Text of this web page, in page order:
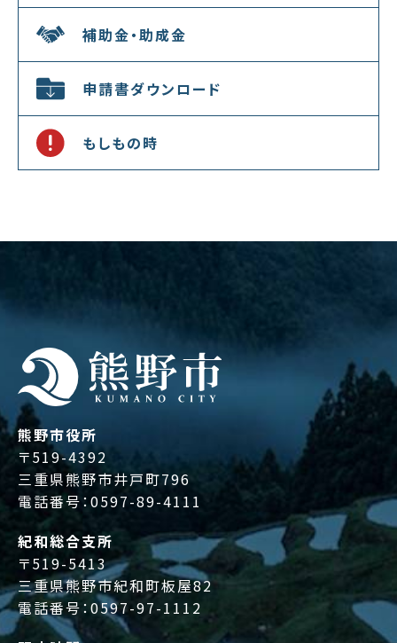
補助金・助成金
申請書ダウンロード
もしもの時
熊野市役所
〒519-4392
三重県熊野市井戸町796
電話番号：0597-89-4111
紀和総合支所
〒519-5413
三重県熊野市紀和町板屋82
電話番号：0597-97-1112